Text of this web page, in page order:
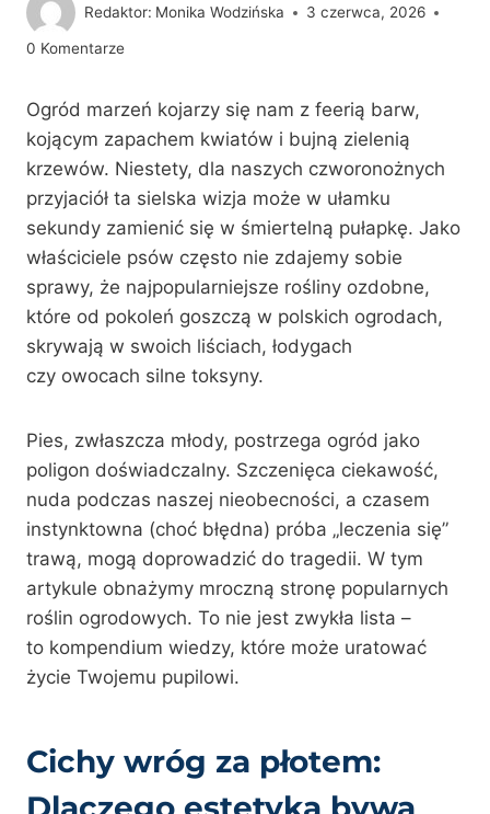
Redaktor: Monika Wodzińska 3 czerwca, 2026
0 Komentarze
Ogród marzeń kojarzy się nam z feerią barw,
kojącym zapachem kwiatów i bujną zielenią
krzewów. Niestety, dla naszych czworonożnych
przyjaciół ta sielska wizja może w ułamku
sekundy zamienić się w śmiertelną pułapkę. Jako
właściciele psów często nie zdajemy sobie
sprawy, że najpopularniejsze rośliny ozdobne,
które od pokoleń goszczą w polskich ogrodach,
skrywają w swoich liściach, łodygach
czy owocach silne toksyny.
Pies, zwłaszcza młody, postrzega ogród jako
poligon doświadczalny. Szczenięca ciekawość,
nuda podczas naszej nieobecności, a czasem
instynktowna (choć błędna) próba „leczenia się”
trawą, mogą doprowadzić do tragedii. W tym
artykule obnażymy mroczną stronę popularnych
roślin ogrodowych. To nie jest zwykła lista –
to kompendium wiedzy, które może uratować
życie Twojemu pupilowi.
Cichy wróg za płotem: